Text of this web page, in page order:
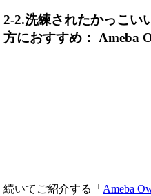
2-2.洗練されたかっこい
方におすすめ： Ameba
続いてご紹介する「 Ameba